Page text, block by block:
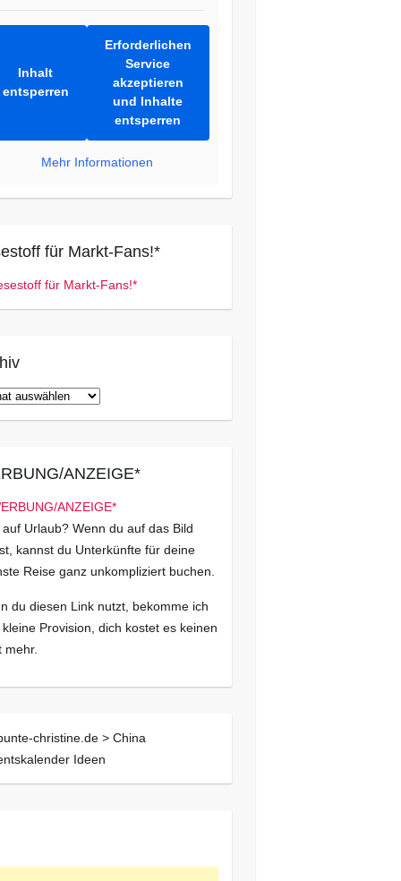
Inhalt
entsperren
Erforderlichen
Service
akzeptieren
und Inhalte
entsperren
Mehr Informationen
für Markt-Fans!*
ANZEIGE*
auf Urlaub? Wenn du auf das Bild
kannst du Unterkünfte für deine
Reise ganz unkompliziert buchen.
du diesen Link nutzt, bekomme ich
Provision, dich kostet es keinen
mehr.
christine.de > China
Ideen